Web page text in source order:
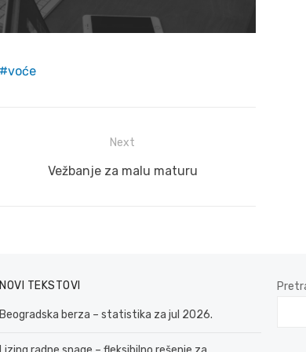
voće
Next
Next
Vežbanje za malu maturu
NOVI TEKSTOVI
Beogradska berza – statistika za jul 2026.